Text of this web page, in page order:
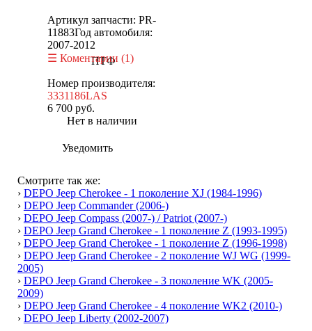
Артикул запчасти: PR-
11883Год автомобиля:
2007-2012
Коментарии (1)
Номер производителя:
3331186LAS
6 700 руб.
Нет в наличии
Уведомить
Смотрите так же:
› DEPO Jeep Cherokee - 1 поколение XJ (1984-1996)
› DEPO Jeep Commander (2006-)
› DEPO Jeep Compass (2007-) / Patriot (2007-)
› DEPO Jeep Grand Cherokee - 1 поколение Z (1993-1995)
› DEPO Jeep Grand Cherokee - 1 поколение Z (1996-1998)
› DEPO Jeep Grand Cherokee - 2 поколение WJ WG (1999-
2005)
› DEPO Jeep Grand Cherokee - 3 поколение WK (2005-
2009)
› DEPO Jeep Grand Cherokee - 4 поколение WK2 (2010-)
› DEPO Jeep Liberty (2002-2007)